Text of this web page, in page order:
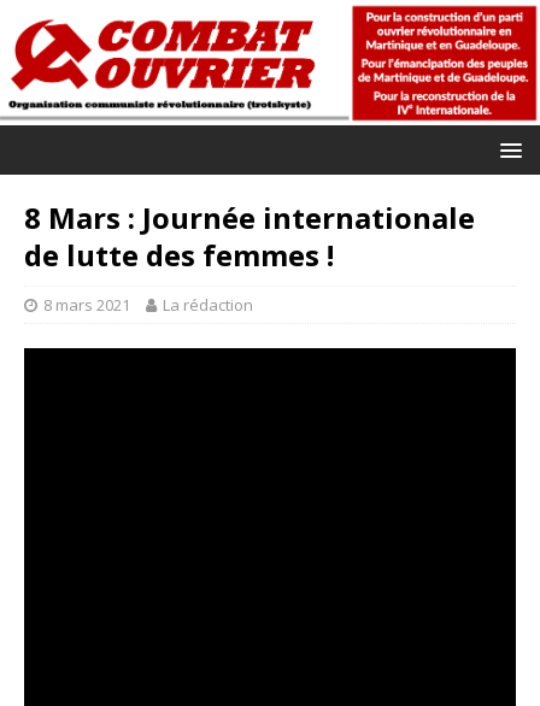
8 Mars : Journée internationale
de lutte des femmes !
8 mars 2021 La rédaction